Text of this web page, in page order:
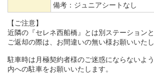
備考： ジュニアシートなし
【ご注意】
近隣の『セレネ西船橋』とは別ステーションと
ご返却の際は、お間違いの無い様お願いいたし
駐車時は月極契約者様のご迷惑にならないよ
内への駐車をお願いいたします。